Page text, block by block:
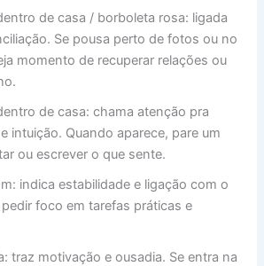
de casa / borboleta rosa: ligada
Se pousa perto de fotos ou no
momento de recuperar relações ou
de casa: chama atenção pra
intuição. Quando aparece, pare um
ou escrever o que sente.
indica estabilidade e ligação com o
foco em tarefas práticas e
traz motivação e ousadia. Se entra na